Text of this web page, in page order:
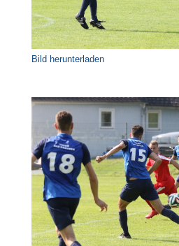
Bild herunterladen